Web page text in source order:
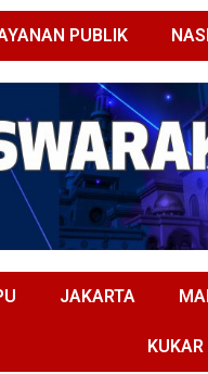
PUBLIK
JAKARTA
KUKAR